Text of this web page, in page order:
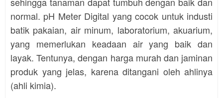
normal. pH Meter Digital yang cocok untuk industi
batik pakaian, air minum, laboratorium, akuarium,
yang memerlukan keadaan air yang baik dan
layak. Tentunya, dengan harga murah dan jaminan
produk yang jelas, karena ditangani oleh ahlinya
(ahli kimia).